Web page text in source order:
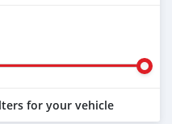
for your vehicle